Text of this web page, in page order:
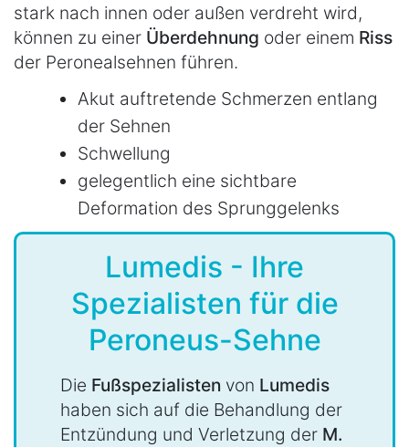
stark nach innen oder außen verdreht wird,
können zu einer Überdehnung oder einem Riss
der Peronealsehnen führen.
Akut auftretende Schmerzen entlang
der Sehnen
Schwellung
gelegentlich eine sichtbare
Deformation des Sprunggelenks
Lumedis - Ihre
Spezialisten für die
Peroneus-Sehne
Die Fußspezialisten von Lumedis
haben sich auf die Behandlung der
Entzündung und Verletzung der M.